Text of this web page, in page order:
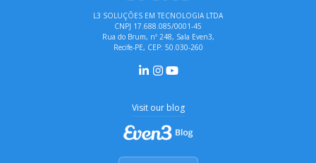
L3 SOLUÇÕES EM TECNOLOGIA LTDA
CNPJ 17.688.085/0001-45
Rua do Brum, nº 248, Sala Even3,
Recife-PE, CEP: 50.030-260
Visit our blog